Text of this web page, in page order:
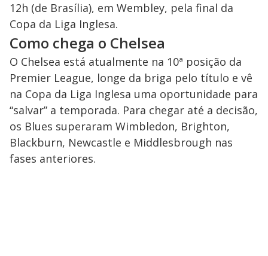
12h (de Brasília), em Wembley, pela final da
Copa da Liga Inglesa.
Como chega o Chelsea
O Chelsea está atualmente na 10ª posição da
Premier League, longe da briga pelo título e vê
na Copa da Liga Inglesa uma oportunidade para
“salvar” a temporada. Para chegar até a decisão,
os Blues superaram Wimbledon, Brighton,
Blackburn, Newcastle e Middlesbrough nas
fases anteriores.